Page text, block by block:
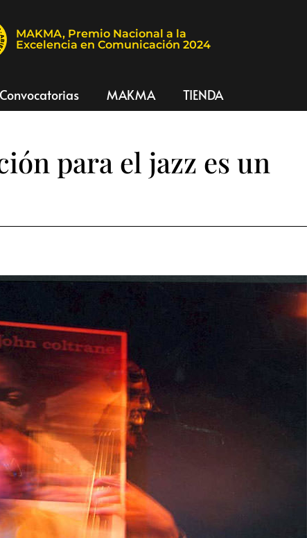
MAKMA, Premio Nacional a la
Excelencia en Comunicación 2024
Convocatorias MAKMA TIENDA
para el jazz es un